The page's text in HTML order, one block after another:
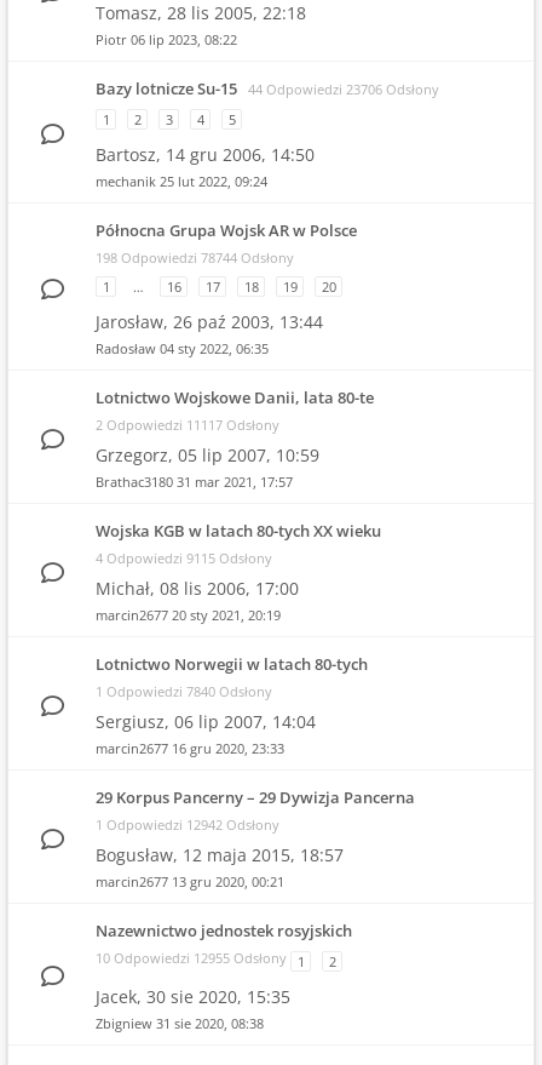
Tomasz, 28 lis 2005, 22:18
Piotr 06 lip 2023, 08:22
Bazy lotnicze Su-15 44 Odpowiedzi 23706 Odsłony
1
2 3 4 5
Bartosz, 14 gru 2006, 14:50
mechanik 25 lut 2022, 09:24
Północna Grupa Wojsk AR w Polsce
198 Odpowiedzi 78744 Odsłony
1
… 16 17 18 19 20
Jarosław, 26 paź 2003, 13:44
Radosław 04 sty 2022, 06:35
Lotnictwo Wojskowe Danii, lata 80-te
2 Odpowiedzi 11117 Odsłony
Grzegorz, 05 lip 2007, 10:59
Brathac3180 31 mar 2021, 17:57
Wojska KGB w latach 80-tych XX wieku
4 Odpowiedzi 9115 Odsłony
Michał, 08 lis 2006, 17:00
marcin2677 20 sty 2021, 20:19
Lotnictwo Norwegii w latach 80-tych
1 Odpowiedzi 7840 Odsłony
Sergiusz, 06 lip 2007, 14:04
marcin2677 16 gru 2020, 23:33
29 Korpus Pancerny – 29 Dywizja Pancerna
1 Odpowiedzi 12942 Odsłony
Bogusław, 12 maja 2015, 18:57
marcin2677 13 gru 2020, 00:21
Nazewnictwo jednostek rosyjskich
10 Odpowiedzi 12955 Odsłony 1 2
Jacek, 30 sie 2020, 15:35
Zbigniew 31 sie 2020, 08:38